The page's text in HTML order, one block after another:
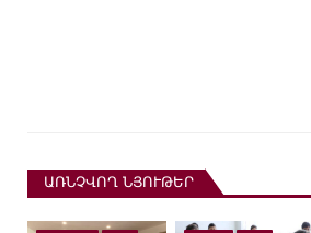
ԱՌՆՉՎՈՂ ՆՅՈՒԹԵՐ